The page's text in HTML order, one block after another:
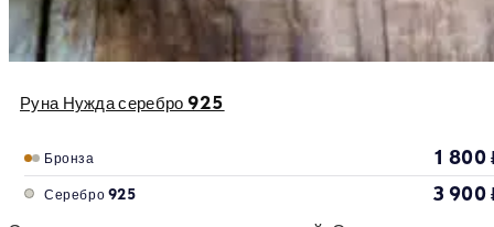
Руна Нужда серебро 925
Бронза 1 800
Серебро 925 3 900